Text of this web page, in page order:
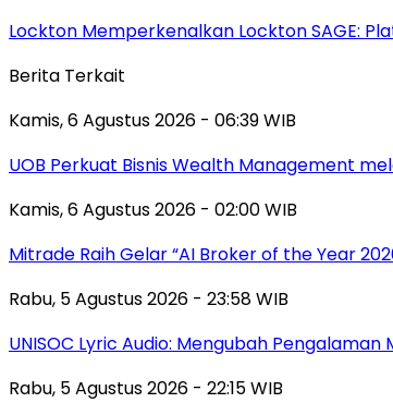
Lockton Memperkenalkan Lockton SAGE:
Berita Terkait
Kamis, 6 Agustus 2026 - 06:39 WIB
UOB Perkuat Bisnis Wealth Management
Kamis, 6 Agustus 2026 - 02:00 WIB
Mitrade Raih Gelar “AI Broker of the Year
Rabu, 5 Agustus 2026 - 23:58 WIB
UNISOC Lyric Audio: Mengubah
Rabu, 5 Agustus 2026 - 22:15 WIB